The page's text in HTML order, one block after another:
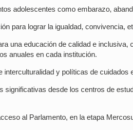
adolescentes como embarazo,
para lograr la igualdad, convivencia,
una educación de calidad e
anuales en cada institución.
interculturalidad y políticas de
significativas desde los centros de
al Parlamento, en la etapa